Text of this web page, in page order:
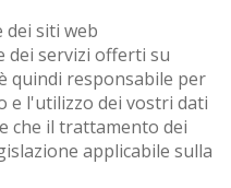
dei siti web
dei servizi offerti su
quindi responsabile per
e l'utilizzo dei vostri dati
che il trattamento dei
applicabile sulla